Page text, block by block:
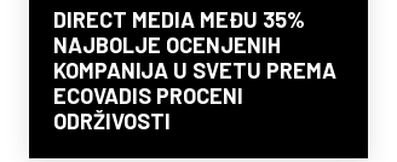
DIRECT MEDIA MEĐU 35%
NAJBOLJE OCENJENIH
KOMPANIJA U SVETU PREMA
ECOVADIS PROCENI
ODRŽIVOSTI